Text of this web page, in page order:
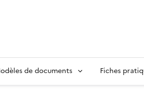
de documents Fiches